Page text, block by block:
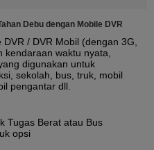
Debu dengan Mobile DVR
/ DVR Mobil (dengan 3G,
waktu nyata,
digunakan untuk
sekolah, bus, truk, mobil
pengantar dll.
Tugas Berat atau Bus
opsi